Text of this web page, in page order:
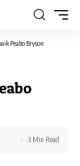
Peabo Bryson
3 Min Read